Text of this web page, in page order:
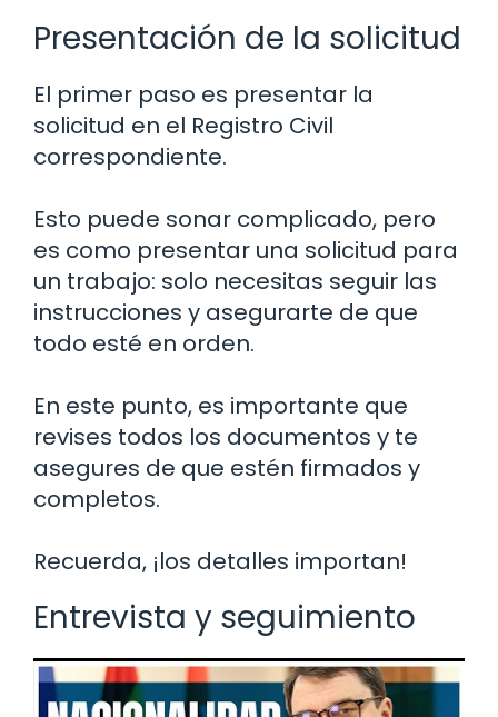
Presentación de la solicitud
El primer paso es presentar la
solicitud en el Registro Civil
correspondiente.
Esto puede sonar complicado, pero
es como presentar una solicitud para
un trabajo: solo necesitas seguir las
instrucciones y asegurarte de que
todo esté en orden.
En este punto, es importante que
revises todos los documentos y te
asegures de que estén firmados y
completos.
Recuerda, ¡los detalles importan!
Entrevista y seguimiento